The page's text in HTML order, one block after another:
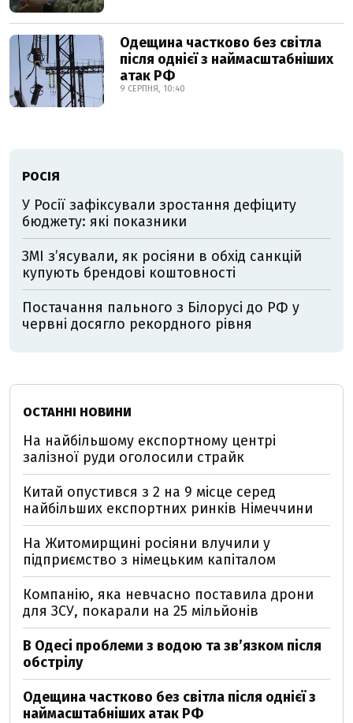
Одещина частково без світла
після однієї з наймасштабніших
атак РФ
9 СЕРПНЯ, 10:40
РОСІЯ
У Росії зафіксували зростання дефіциту
бюджету: які показники
ЗМІ з’ясували, як росіяни в обхід санкцій
купують брендові коштовності
Постачання пального з Білорусі до РФ у
червні досягло рекордного рівня
ОСТАННІ НОВИНИ
На найбільшому експортному центрі
залізної руди оголосили страйк
Китай опустився з 2 на 9 місце серед
найбільших експортних ринків Німеччини
На Житомирщині росіяни влучили у
підприємство з німецьким капіталом
Компанію, яка невчасно поставила дрони
для ЗСУ, покарали на 25 мільйонів
В Одесі проблеми з водою та звʼязком після
обстрілу
Одещина частково без світла після однієї з
наймасштабніших атак РФ